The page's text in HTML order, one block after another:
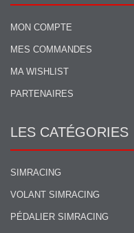
MON COMPTE
MES COMMANDES
MA WISHLIST
PARTENAIRES
LES CATÉGORIES
SIMRACING
VOLANT SIMRACING
PÉDALIER SIMRACING